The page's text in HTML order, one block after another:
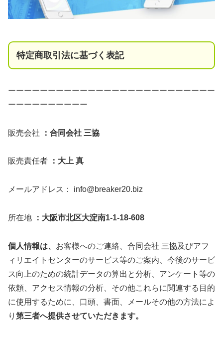
特定商取引法に基づく表記
ーーーーーーーーーーーーーーーーーーーーーーーーーー
ーーーーーーーーーー
販売会社 ：合同会社 三協
販売責任者 ：大上 真
メールアドレス： info@breaker20.biz
所在地 ：大阪市北区大淀南1-1-18-608
個人情報は、 お客様へのご連絡、合同会社 三協及びアフ
ィリエイトセンターのサービス等のご案内、今後のサービ
ス向上のための統計データの算出と分析、アンケート等の
依頼、アクセス情報の分析、その他これらに関連する目的
に使用するために、口頭、書面、メールその他の方法によ
り 第三者へ提供させていただきます。